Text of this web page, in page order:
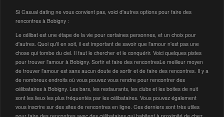
Si Casual dating ne vous convient pas, voici d'autres options pour faire des
rencontres à Bobigny :
Le célibat est une étape de la vie pour certaines personnes, et un choix pour
d'autres. Quoi qu'il en soit, il est important de savoir que l'amour n'est pas une
chose qui tombe du ciel. Il faut le chercher et le conquérir. Voici quelques pistes
pour trouver l'amour à Bobigny. Sortir et faire des rencontresLe meilleur moyen
de trouver l'amour est sans aucun doute de sortir et de faire des rencontres. Il y a
de nombreux endroits où vous pouvez vous rendre pour rencontrer des
célibataires à Bobigny. Les bars, les restaurants, les clubs et les boites de nuit
sont les lieux les plus fréquentés par les célibataires. Vous pouvez également
vous inscrire sur des sites de rencontres en ligne. Ces derniers sont très utiles